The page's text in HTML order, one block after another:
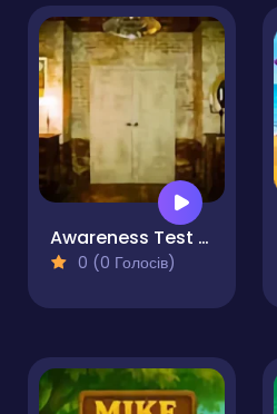
Awareness Test - The Room
0 (0 Голосів)